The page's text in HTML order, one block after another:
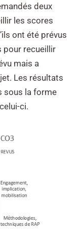
deux
les scores
ont été prévus
pour recueillir
mais a
Les résultats
sous la forme
ci.